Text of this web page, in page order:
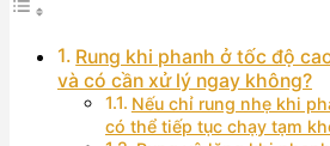
Rung khi phanh ở tốc độ
và có cần xử lý ngay không?
Nếu chỉ rung nhẹ khi
có thể tiếp tục chạy tạm